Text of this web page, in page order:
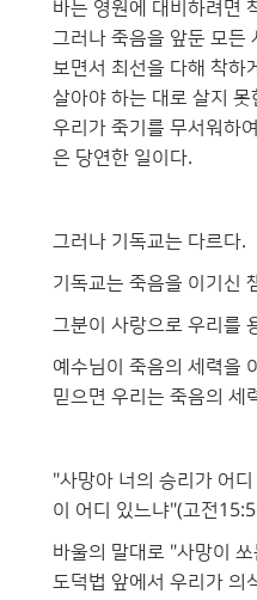
바는 영원에 대비하려면
그러나 죽음을 앞둔 모든
보면서 최선을 다해 착하
살아야 하는 대로 살지 못
우리가 죽기를 무서워하
은 당연한 일이다.
그러나 기독교는 다르다.
기독교는 죽음을 이기신
그분이 사랑으로 우리를
예수님이 죽음의 세력을
믿으면 우리는 죽음의 세
"사망아 너의 승리가 어
이 어디 있느냐"(고전
바울의 말대로 "사망이
도덕법 앞에서 우리가 의